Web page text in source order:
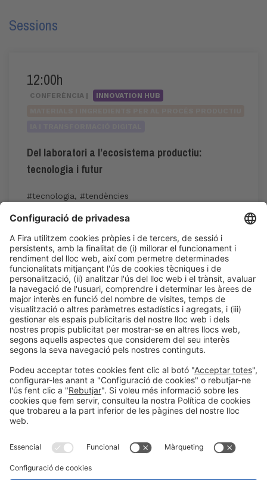
Sessions
12:00h
CONFERÈNCIA |
INNOVATION HUB
Del laboratori a l’ecosistema productiu:
tecnologia i futur
#tecnologia, #tendències
Dj 4
Innovation Hub Area - Stand Acció
Accés públic
LLegir més
#EXPOQUIMIA2026